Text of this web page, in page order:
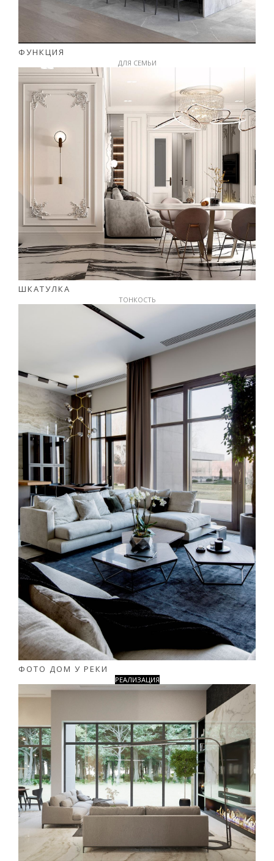
ФУНКЦИЯ
ДЛЯ СЕМЬИ
ШКАТУЛКА
ТОНКОСТЬ
ФОТО ДОМ У РЕКИ
РЕАЛИЗАЦИЯ